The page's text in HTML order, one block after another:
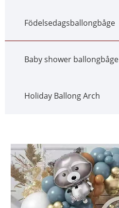
Födelsedagsballongbåge
Baby shower ballongbåge
Holiday Ballong Arch